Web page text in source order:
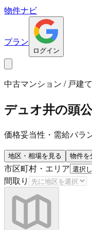
物件ナビ
プラン
ログイン
中古マンション / 戸建て
デュオ井の頭
価格妥当性・需給バラ
地区・相場を見る 物件を
市区町村・エリア
間取り